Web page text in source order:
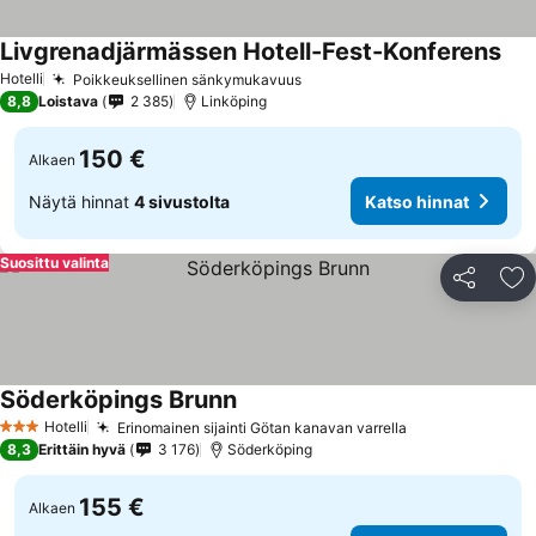
Hotelli Poikkeuksellinen sänkymukavuus
Livgrenadjärmässen Hotell-Fest-Konferens
8,8 Loistava 2 385 Linköping
Alkaen 150 €
Näytä hinnat 4 sivustolta Katso hinnat
Jaa
Suosittu valinta
3 Tähtiluokitus
Hotelli Erinomainen sijainti Götan kanavan varrella
Söderköpings Brunn
8,3 Erittäin hyvä 3 176 Söderköping
Alkaen 155 €